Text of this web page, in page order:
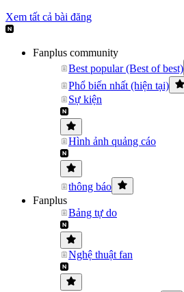
Xem tất cả bài đăng
Fanplus community
Best popular (Best of best)
Phổ biến nhất (hiện tại)
Sự kiện
Hình ảnh quảng cáo
thông báo
Fanplus
Bảng tự do
Nghệ thuật fan